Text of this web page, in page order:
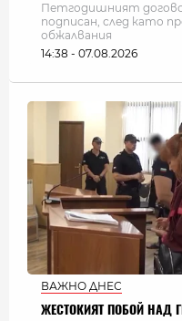
Петгодишният
подписан, след като
обжалвания
14:38 - 07.08.2026
ВАЖНО ДНЕС
ЖЕСТОКИЯТ ПОБОЙ НАД